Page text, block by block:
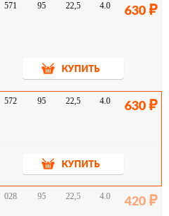
571 95 22,5 4.0 630
КУПИТЬ
572 95 22,5 4.0 630
КУПИТЬ
028 95 22,5 4.0 420